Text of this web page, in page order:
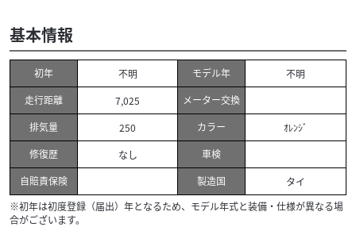
基本情報
初年 不明 モデル年
不明
走行距離
7,025
メーター交換
排気量
250 カラー
ｵﾚﾝｼﾞ
修復歴
なし
車検
自賠責保険
製造国
タイ
※初年は初度登録（届出）年となるため、モデル年式と装備・仕様が異なる場
合がございます。